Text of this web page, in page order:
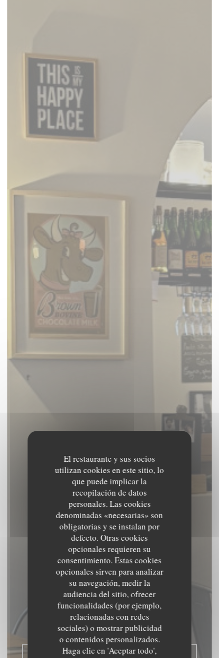
El restaurante y sus socios
utilizan cookies en este sitio, lo
que puede implicar la
recopilación de datos
personales. Las cookies
denominadas «necesarias» son
obligatorias y se instalan por
defecto. Otras cookies
opcionales requieren su
consentimiento. Estas cookies
opcionales sirven para analizar
su navegación, medir la
audiencia del sitio, ofrecer
funcionalidades (por ejemplo,
relacionadas con redes
sociales) o mostrar publicidad
o contenidos personalizados.
Haga clic en 'Aceptar todo',
La Place
CREPERÍA|VERSAILLES
RESERVAR UNA MESA